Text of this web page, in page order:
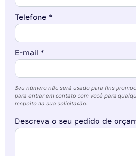
Telefone *
E-mail *
Seu número não será usado para fins
para entrar em contato com você para
respeito da sua solicitação.
Descreva o seu pedido de